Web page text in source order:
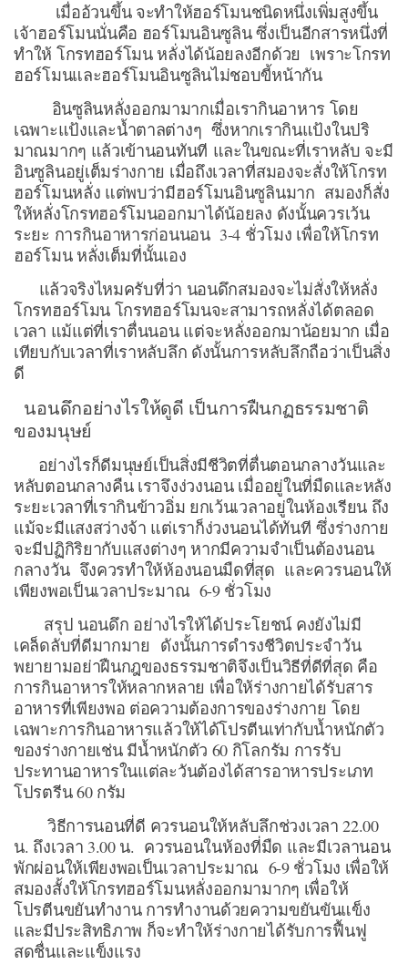
เมื่ออ้วนขึ้น จะทำให้ฮอร์โมนชนิดหนึ่งเพิ่มสูงขึ้น
เจ้าฮอร์โมนนั่นคือ ฮอร์โมนอินซูลิน ซึ่งเป็นอีกสารหนึ่งที่
ทำให้ โกรทฮอร์โมน หลั่งได้น้อยลงอีกด้วย เพราะโกรท
ฮอร์โมนและฮอร์โมนอินซูลินไม่ชอบขี้หน้ากัน
อินซูลินหลั่งออกมามากเมื่อเรากินอาหาร โดย
เฉพาะแป้งและน้ำตาลต่างๆ ซึ่งหากเรากินแป้งในปริ
มาณมากๆ แล้วเข้านอนทันที และในขณะที่เราหลับ จะมี
อินซูลินอยู่เต็มร่างกาย เมื่อถึงเวลาที่สมองจะสั่งให้โกรท
ฮอร์โมนหลั่ง แต่พบว่ามีฮอร์โมนอินซูลินมาก สมองก็สั่ง
ให้หลั่งโกรทฮอร์โมนออกมาได้น้อยลง ดังนั้นควรเว้น
ระยะ การกินอาหารก่อนนอน 3-4 ชั่วโมง เพื่อให้โกรท
ฮอร์โมน หลั่งเต็มที่นั้นเอง
แล้วจริงไหมครับที่ว่า นอนดึกสมองจะไม่สั่งให้หลั่ง
โกรทฮอร์โมน โกรทฮอร์โมนจะสามารถหลั่งได้ตลอด
เวลา แม้แต่ที่เราตื่นนอน แต่จะหลั่งออกมาน้อยมาก เมื่อ
เทียบกับเวลาที่เราหลับลึก ดังนั้นการหลับลึกถือว่าเป็นสิ่ง
ดี
นอนดึกอย่างไรให้ดูดี เป็นการฝืนกฏธรรมชาติ
ของมนุษย์
อย่างไรก็ดีมนุษย์เป็นสิ่งมีชีวิตที่ตื่นตอนกลางวันและ
หลับตอนกลางคืน เราจึงง่วงนอน เมื่ออยู่ในที่มืดและหลัง
ระยะเวลาที่เรากินข้าวอิ่ม ยกเว้นเวลาอยู่ในห้องเรียน ถึง
แม้จะมีแสงสว่างจ้า แต่เราก็ง่วงนอนได้ทันที ซึ่งร่างกาย
จะมีปฏิกิริยากับแสงต่างๆ หากมีความจำเป็นต้องนอน
กลางวัน จึงควรทำให้ห้องนอนมืดที่สุด และควรนอนให้
เพียงพอเป็นเวลาประมาณ 6-9 ชั่วโมง
สรุป นอนดึก อย่างไรให้ได้ประโยชน์ คงยังไม่มี
เคล็ดลับที่ดีมากมาย ดังนั้นการดำรงชีวิตประจำวัน
พยายามอย่าฝืนกฎของธรรมชาติจึงเป็นวิธีที่ดีที่สุด คือ
การกินอาหารให้หลากหลาย เพื่อให้ร่างกายได้รับสาร
อาหารที่เพียงพอ ต่อความต้องการของร่างกาย โดย
เฉพาะการกินอาหารแล้วให้ได้โปรตีนเท่ากับน้ำหนักตัว
ของร่างกายเช่น มีน้ำหนักตัว 60 กิโลกรัม การรับ
ประทานอาหารในแต่ละวันต้องได้สารอาหารประเภท
โปรตรีน 60 กรัม
วิธีการนอนที่ดี ควรนอนให้หลับลึกช่วงเวลา 22.00
น. ถึงเวลา 3.00 น. ควรนอนในห้องที่มืด และมีเวลานอน
พักผ่อนให้เพียงพอเป็นเวลาประมาณ 6-9 ชั่วโมง เพื่อให้
สมองสั้งให้โกรทฮอร์โมนหลั่งออกมามากๆ เพื่อให้
โปรตีนขยันทำงาน การทำงานด้วยความขยันขันแข็ง
และมีประสิทธิภาพ ก็จะทำให้ร่างกายได้รับการฟื้นฟู
สดชื่นและแข็งแรง